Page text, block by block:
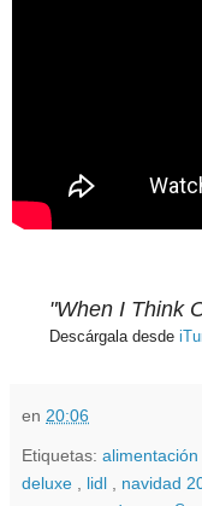
"When I Think
Descárgala desde
en 20:06
Etiquetas: alimentación
deluxe
lidl navidad